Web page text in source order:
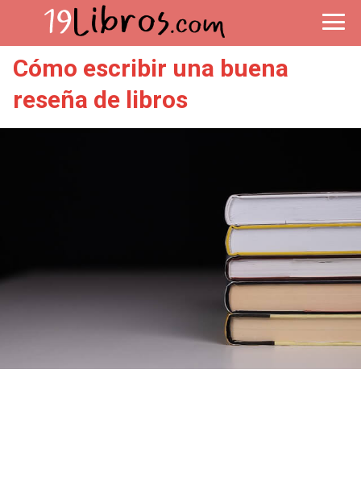
Cómo escribir una buena
reseña de libros